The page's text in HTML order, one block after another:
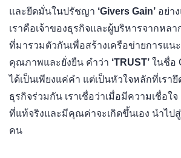
และยึดมั่นในปรัชญา ‘Givers Gain’ อย่า
เราคือเจ้าของธุรกิจและผู้บริหารจากหล
ที่มารวมตัวกันเพื่อสร้างเครือข่ายการแน
คุณภาพและยั่งยืน คำว่า ‘TRUST’ ในชื่อ
ได้เป็นเพียงแค่คำ แต่เป็นหัวใจหลักที่เรา
ธุรกิจร่วมกัน เราเชื่อว่าเมื่อมีความเชื่อใ
ที่แท้จริงและมีคุณค่าจะเกิดขึ้นเอง นำไป
คน